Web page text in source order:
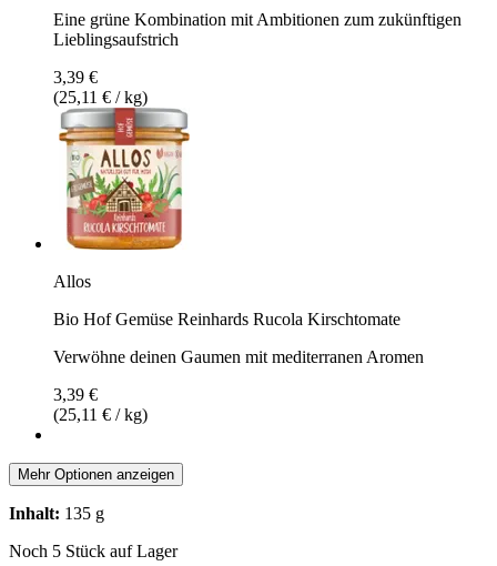
Eine grüne Kombination mit Ambitionen zum zukünftigen
Lieblingsaufstrich
3,39 €
(25,11 € / kg)
Allos
Bio Hof Gemüse Reinhards Rucola Kirschtomate
Verwöhne deinen Gaumen mit mediterranen Aromen
3,39 €
(25,11 € / kg)
Mehr Optionen anzeigen
Inhalt: 135 g
Noch 5 Stück auf Lager